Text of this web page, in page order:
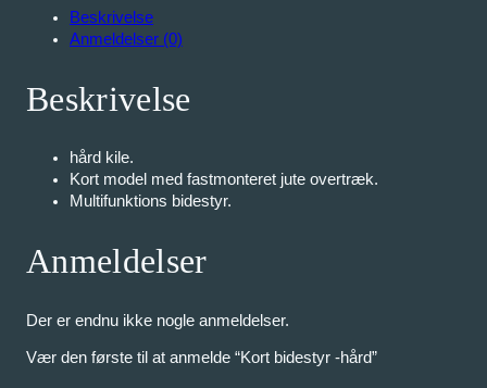
s
t
d
t
Beskrivelse
Anmeldelser (0)
Beskrivelse
hård kile.
Kort model med fastmonteret jute overtræk.
Multifunktions bidestyr.
Anmeldelser
Der er endnu ikke nogle anmeldelser.
Vær den første til at anmelde “Kort bidestyr -hård”